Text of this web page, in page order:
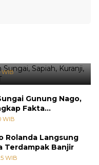
Banjir Terdeteksi di
WIB
Gunung Nago,
Fakta
WIB
Rolanda Langsung
Terdampak Banjir
WIB